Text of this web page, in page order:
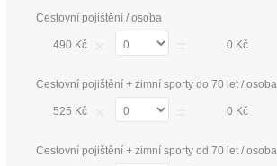
Cestovní pojištění / osoba
490 Kč 0 Kč
Cestovní pojištění + zimní sporty do 70 let / osoba
525 Kč 0 Kč
Cestovní pojištění + zimní sporty od 70 let / osoba